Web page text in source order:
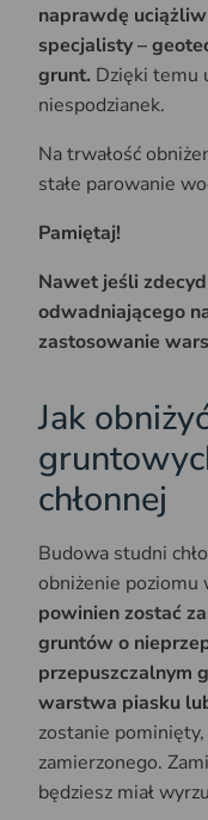
naprawdę
specjalisty –
grunt. Dzięki temu
niespodzianek.
Na trwałość
stałe parowanie
Pamiętaj!
Nawet jeśli
odwadniającego
zastosowanie
Jak
chłonnej
Budowa studni
obniżenie poziomu
powinien zostać
gruntów o
przepuszczalnym
warstwa piasku
zostanie
zamierzonego.
będziesz miał